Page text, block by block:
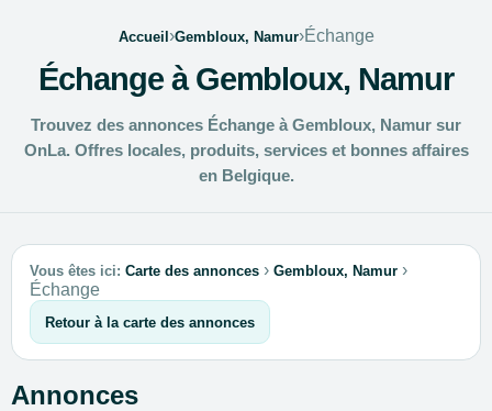
Accueil›Gembloux, Namur›Échange
Échange à Gembloux, Namur
Trouvez des annonces Échange à Gembloux, Namur sur
OnLa. Offres locales, produits, services et bonnes affaires
en Belgique.
Vous êtes ici: Carte des annonces › Gembloux, Namur ›
Échange
Retour à la carte des annonces
Annonces